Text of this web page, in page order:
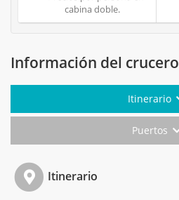
cabina doble.
Información del crucero
Itinerario
Puertos
Itinerario